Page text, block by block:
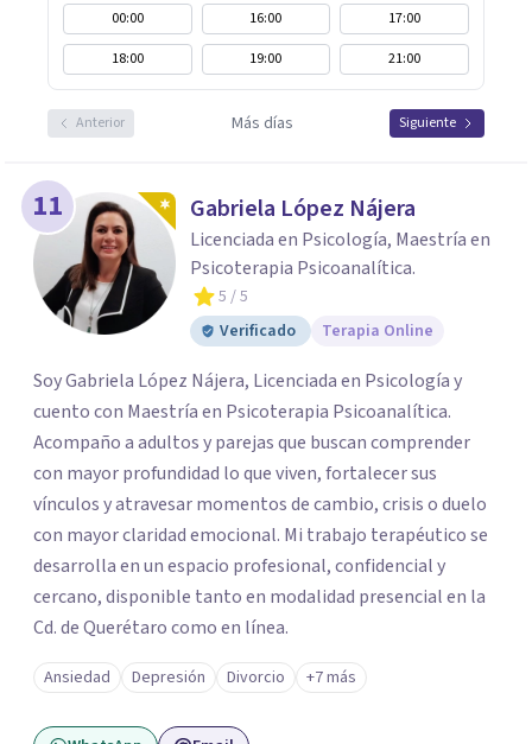
00:00 16:00
17:00
18:00
19:00 21:00
Anterior Más días Siguiente
11 Gabriela López Nájera
Licenciada en Psicología, Maestría en
Psicoterapia Psicoanalítica.
5 / 5
Verificado
Terapia Online
Soy Gabriela López Nájera, Licenciada en Psicología y
cuento con Maestría en Psicoterapia Psicoanalítica.
Acompaño a adultos y parejas que buscan comprender
con mayor profundidad lo que viven, fortalecer sus
vínculos y atravesar momentos de cambio, crisis o duelo
con mayor claridad emocional. Mi trabajo terapéutico se
desarrolla en un espacio profesional, confidencial y
cercano, disponible tanto en modalidad presencial en la
Cd. de Querétaro como en línea.
Ansiedad Depresión Divorcio +7 más